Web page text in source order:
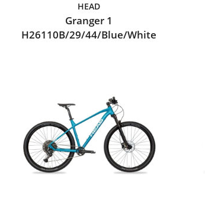
HEAD
Granger 1
H26110B/29/44/Blue/White